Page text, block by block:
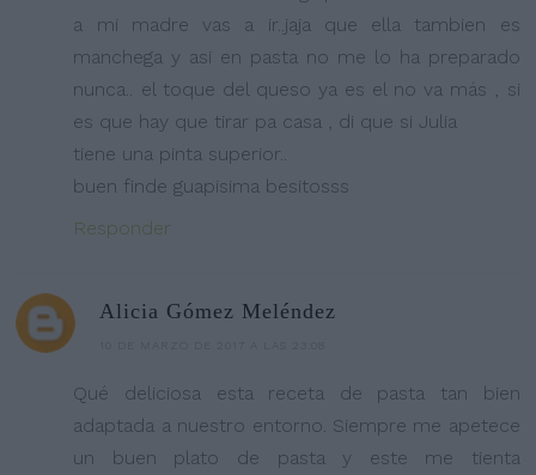
a mi madre vas a ir..jaja que ella tambien es
manchega y asi en pasta no me lo ha preparado
nunca.. el toque del queso ya es el no va más , si
es que hay que tirar pa casa , di que si Julia
tiene una pinta superior..
buen finde guapisima besitosss
Responder
Alicia Gómez Meléndez
Qué deliciosa esta receta de pasta tan bien
adaptada a nuestro entorno. Siempre me apetece
un buen plato de pasta y este me tienta